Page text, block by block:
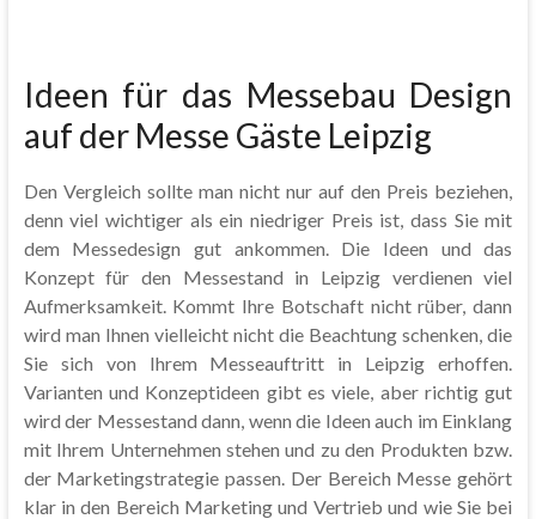
Ideen für das Messebau Design
auf der Messe Gäste Leipzig
Den Vergleich sollte man nicht nur auf den Preis beziehen,
denn viel wichtiger als ein niedriger Preis ist, dass Sie mit
dem Messedesign gut ankommen. Die Ideen und das
Konzept für den Messestand in Leipzig verdienen viel
Aufmerksamkeit. Kommt Ihre Botschaft nicht rüber, dann
wird man Ihnen vielleicht nicht die Beachtung schenken, die
Sie sich von Ihrem Messeauftritt in Leipzig erhoffen.
Varianten und Konzeptideen gibt es viele, aber richtig gut
wird der Messestand dann, wenn die Ideen auch im Einklang
mit Ihrem Unternehmen stehen und zu den Produkten bzw.
der Marketingstrategie passen. Der Bereich Messe gehört
klar in den Bereich Marketing und Vertrieb und wie Sie bei